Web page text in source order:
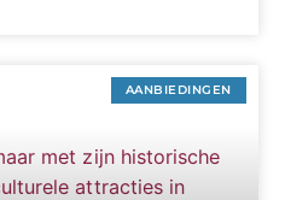
AANBIEDINGEN